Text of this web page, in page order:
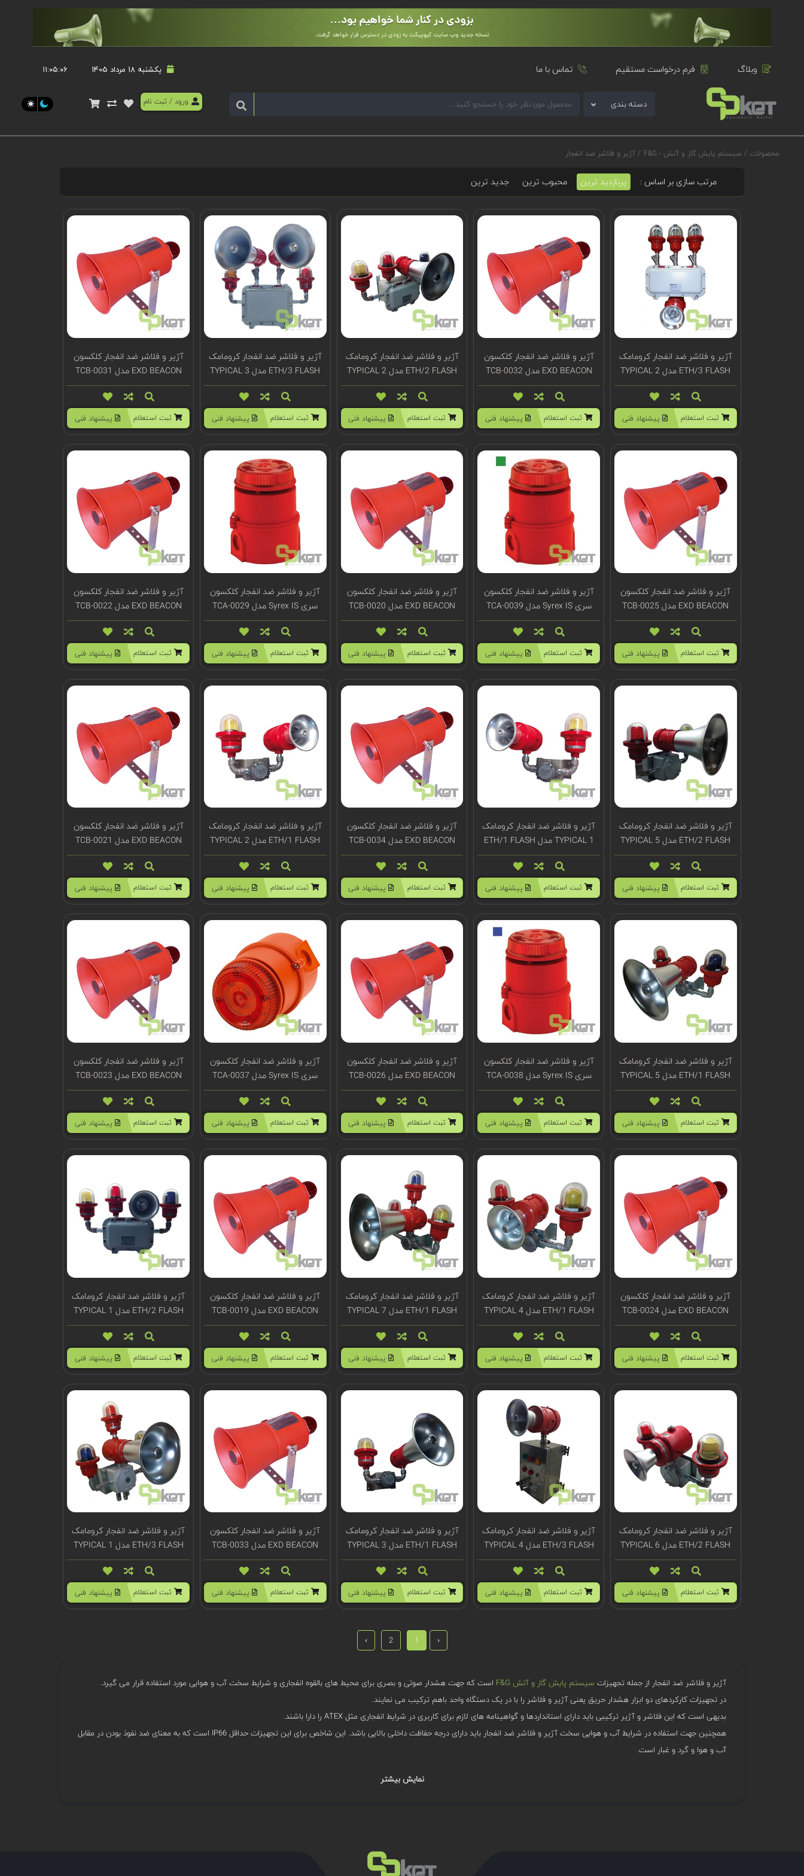
وبلاگ فرم درخواست مستقیم تماس با ما یکشنبه 18 مرداد 1405 ۱۱:۰۵:۰۷
دسته بندی ورود / ثبت نام
محصولات / سیستم پایش گاز و آتش - F&G /آژیر و فلاشر ضد انفجار
مرتب سازی بر اساس : پربازدید ترین محبوب ترین جدید ترین
آژیر و فلاشر ضد انفجار کرومامک
ETH/3 FLASH مدل TYPICAL 2
ثبت استعلام پیشنهاد فنی
آژیر و فلاشر ضد انفجار کلکسون
EXD BEACON مدل TCB-0032
ثبت استعلام پیشنهاد فنی
آژیر و فلاشر ضد انفجار کرومامک
ETH/2 FLASH مدل TYPICAL 2
ثبت استعلام پیشنهاد فنی
آژیر و فلاشر ضد انفجار کرومامک
ETH/3 FLASH مدل TYPICAL 3
ثبت استعلام پیشنهاد فنی
آژیر و فلاشر ضد انفجار کلکسون
EXD BEACON مدل TCB-0031
ثبت استعلام پیشنهاد فنی
آژیر و فلاشر ضد انفجار کلکسون
EXD BEACON مدل TCB-0025
ثبت استعلام پیشنهاد فنی
آژیر و فلاشر ضد انفجار کلکسون
سری Syrex IS مدل TCA-0039
ثبت استعلام پیشنهاد فنی
آژیر و فلاشر ضد انفجار کلکسون
EXD BEACON مدل TCB-0020
ثبت استعلام پیشنهاد فنی
آژیر و فلاشر ضد انفجار کلکسون
سری Syrex IS مدل TCA-0029
ثبت استعلام پیشنهاد فنی
آژیر و فلاشر ضد انفجار کلکسون
EXD BEACON مدل TCB-0022
ثبت استعلام پیشنهاد فنی
آژیر و فلاشر ضد انفجار کرومامک
ETH/2 FLASH مدل TYPICAL 5
ثبت استعلام پیشنهاد فنی
آژیر و فلاشر ضد انفجار کرومامک
TYPICAL 1 مدل ETH/1 FLASH
ثبت استعلام پیشنهاد فنی
آژیر و فلاشر ضد انفجار کلکسون
EXD BEACON مدل TCB-0034
ثبت استعلام پیشنهاد فنی
آژیر و فلاشر ضد انفجار کرومامک
ETH/1 FLASH مدل TYPICAL 2
ثبت استعلام پیشنهاد فنی
آژیر و فلاشر ضد انفجار کلکسون
EXD BEACON مدل TCB-0021
ثبت استعلام پیشنهاد فنی
آژیر و فلاشر ضد انفجار کرومامک
ETH/1 FLASH مدل TYPICAL 5
ثبت استعلام پیشنهاد فنی
آژیر و فلاشر ضد انفجار کلکسون
سری Syrex IS مدل TCA-0038
ثبت استعلام پیشنهاد فنی
آژیر و فلاشر ضد انفجار کلکسون
EXD BEACON مدل TCB-0026
ثبت استعلام پیشنهاد فنی
آژیر و فلاشر ضد انفجار کلکسون
سری Syrex IS مدل TCA-0037
ثبت استعلام پیشنهاد فنی
آژیر و فلاشر ضد انفجار کلکسون
EXD BEACON مدل TCB-0023
ثبت استعلام پیشنهاد فنی
آژیر و فلاشر ضد انفجار کلکسون
EXD BEACON مدل TCB-0024
ثبت استعلام پیشنهاد فنی
آژیر و فلاشر ضد انفجار کرومامک
ETH/1 FLASH مدل TYPICAL 4
ثبت استعلام پیشنهاد فنی
آژیر و فلاشر ضد انفجار کرومامک
ETH/1 FLASH مدل TYPICAL 7
ثبت استعلام پیشنهاد فنی
آژیر و فلاشر ضد انفجار کلکسون
EXD BEACON مدل TCB-0019
ثبت استعلام پیشنهاد فنی
آژیر و فلاشر ضد انفجار کرومامک
ETH/2 FLASH مدل TYPICAL 1
ثبت استعلام پیشنهاد فنی
آژیر و فلاشر ضد انفجار کرومامک
ETH/2 FLASH مدل TYPICAL 6
ثبت استعلام پیشنهاد فنی
آژیر و فلاشر ضد انفجار کرومامک
ETH/3 FLASH مدل TYPICAL 4
ثبت استعلام پیشنهاد فنی
آژیر و فلاشر ضد انفجار کرومامک
ETH/1 FLASH مدل TYPICAL 3
ثبت استعلام پیشنهاد فنی
آژیر و فلاشر ضد انفجار کلکسون
EXD BEACON مدل TCB-0033
ثبت استعلام پیشنهاد فنی
آژیر و فلاشر ضد انفجار کرومامک
ETH/3 FLASH مدل TYPICAL 1
ثبت استعلام پیشنهاد فنی
‹
1
2
›
آژیر و فلاشر ضد انفجار از جمله تجهیزات سیستم پایش گاز و آتش F&G
است که جهت هشدار صوتی و بصری برای محیط های بالقوه انفجاری و شرایط سخت آب و هوایی مورد استفاده قرار می گیرد.
در تجهیزات کارکردهای دو ابزار هشدار حریق یعنی آژیر و فلاشر را با در یک دستگاه واحد باهم ترکیب می نمایند.
بدیهی است که این فلاشر و آژیر ترکیبی باید دارای استانداردها و گواهینامه های لازم برای کاربری در شرایط انفجاری مثل ATEX را دارا باشند.
همچنین جهت استفاده در شرایط آب و هوایی سخت آژیر و فلاشر ضد انفجار باید دارای درجه حفاظت داخلی بالایی باشد. این شاخص برای این تجهیزات حداقل IP66 است که به معنای ضد نفوذ بودن در مقابل
آب و هوا و گرد و غبار است.
در صورت دریافت سیگنال از پنل اعلام حریق این دستگاه هشدارهای صوتی و بصری را به طور هم زمان ایجاد می کند تا پرسنل و اپراتورها را نسبت به واکنش و اقدام لازم در برابر خطر موجود، آگاه نماید.
نمایش بیشتر